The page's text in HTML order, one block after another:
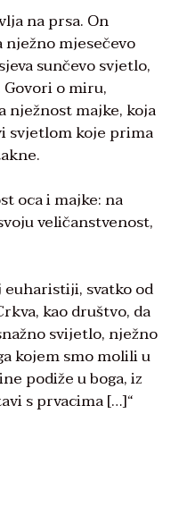
na prsa. On
nježno mjesečevo
sunčevo svjetlo,
o miru,
nježnost majke, koja
svjetlom koje prima
oca i majke: na
veličanstvenost,
svatko od
kao društvo, da
svijetlo, nježno
kojem smo molili u
podiže u boga, iz
s prvacima […]“